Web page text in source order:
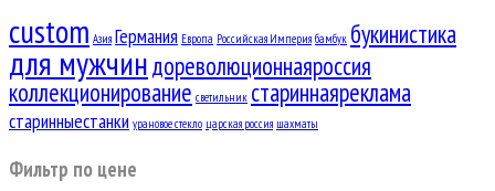
custom Азия Германия Европа Российская Империя бамбук букинистика
для мужчиндореволюционнаяроссия
коллекционирование светильник стариннаяреклама
старинныестанки урановое стекло царская россия шахматы
Фильтр по цене